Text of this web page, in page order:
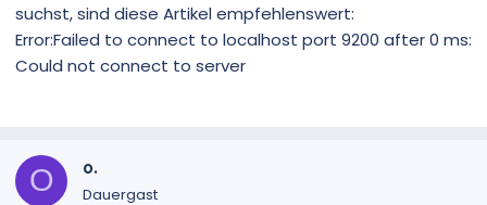
suchst, sind diese Artikel empfehlenswert:
Error:Failed to connect to localhost port 9200 after 0 ms:
Could not connect to server
O o.
Dauergast